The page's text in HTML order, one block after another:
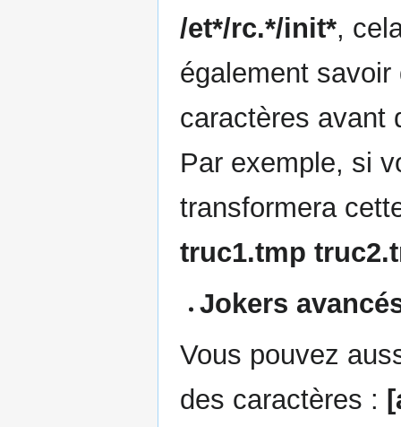
/et*/rc.*/init*,
également
caractères avant
Par exemple, si
transformera
truc1.tmp
Jokers
Vous pouvez
des caractères :